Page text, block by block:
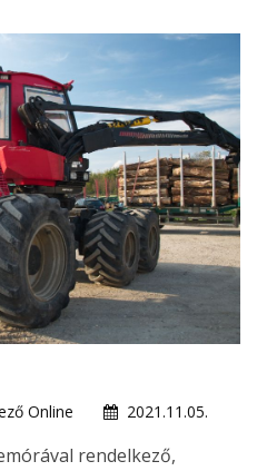
Online
2021.11.05.
rendelkező,